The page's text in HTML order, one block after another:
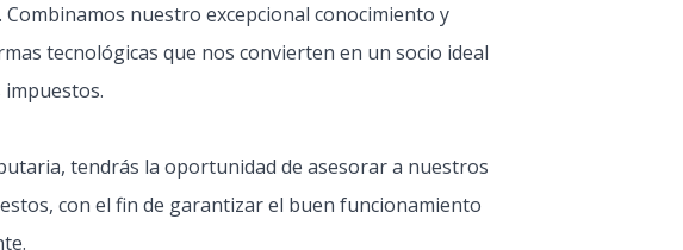
nuestro excepcional conocimiento y
tecnológicas que nos convierten en un socio ideal
impuestos.
tendrás la oportunidad de asesorar a nuestros
con el fin de garantizar el buen funcionamiento